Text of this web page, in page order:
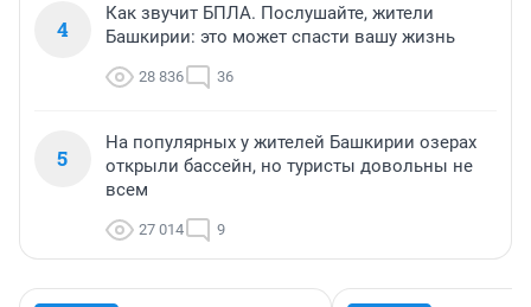
4
Как звучит БПЛА. Послушайте, жители
Башкирии: это может спасти вашу жизнь
28 836 36
5
На популярных у жителей Башкирии озерах
открыли бассейн, но туристы довольны не
всем
27 014 9